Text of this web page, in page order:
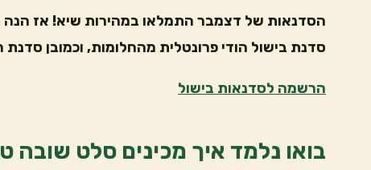
הסדנאות של דצמבר התמלאו במהירות שיא! אז הנה
סדנת בישול הודי פרונטלית מהחלומות, וכמובן סדנת
הרשמה לסדנאות בישול
בואו נלמד איך מכינים סלט שובה